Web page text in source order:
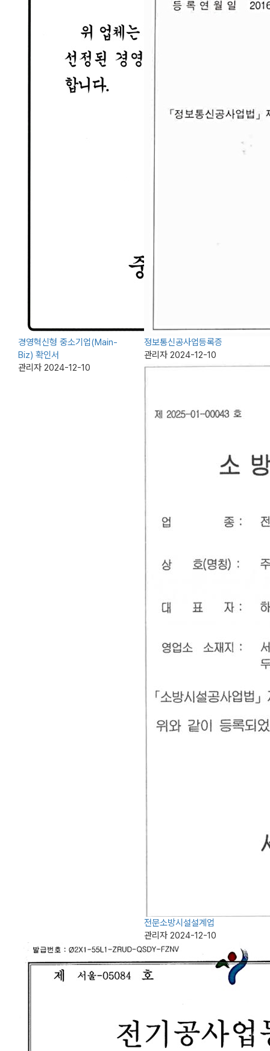
경영혁신형 중소기업(Main-
Biz) 확인서
관리자 2024-12-10
정보통신공사업등록증
관리자 2024-12-10
전문소방시설설계업
관리자 2024-12-10